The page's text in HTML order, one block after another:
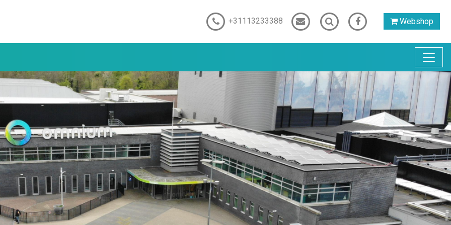
+31113233388 Webshop